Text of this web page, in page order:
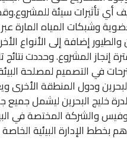
أي تأثيرات سيئة
وشبكات المياه المارة
والطيور إضافة إلى الأنواع
إنجاز المشروع. وحددت
في التصميم لمصلحة
البحرين ودول المنطقة
لدرة خليج البحرين ليشمل
والشركة المختصة في
الإدارة البيئية الخاصة